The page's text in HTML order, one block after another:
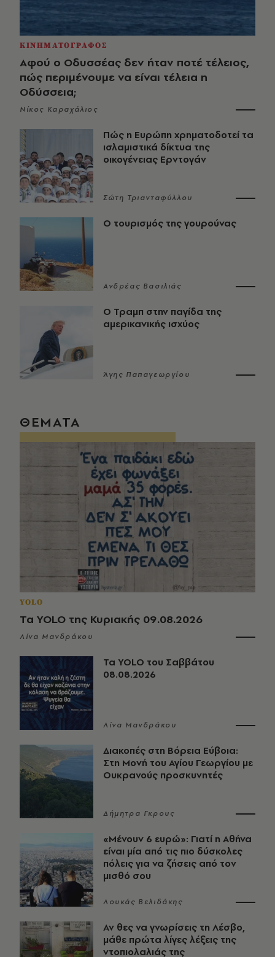
ΚΙΝΗΜΑΤΟΓΡΑΦΟΣ
Αφού ο Οδυσσέας δεν ήταν ποτέ τέλειος,
πώς περιμένουμε να είναι τέλεια η
Οδύσσεια;
Νίκος Καραχάλιος
Πώς η Ευρώπη χρηματοδοτεί τα
ισλαμιστικά δίκτυα της
οικογένειας Ερντογάν
Σώτη Τριανταφύλλου
Ο τουρισμός της γουρούνας
Ανδρέας Βασιλιάς
Ο Τραμπ στην παγίδα της
αμερικανικής ισχύος
Άγης Παπαγεωργίου
ΘΕΜΑΤΑ
YOLO
Τα YOLO της Κυριακής 09.08.2026
Λίνα Μανδράκου
Τα YOLO του Σαββάτου
08.08.2026
Λίνα Μανδράκου
Διακοπές στη Βόρεια Εύβοια:
Στη Μονή του Αγίου Γεωργίου με
Ουκρανούς προσκυνητές
Δήμητρα Γκρους
«Μένουν 6 ευρώ»: Γιατί η Αθήνα
είναι μία από τις πιο δύσκολες
πόλεις για να ζήσεις από τον
μισθό σου
Λουκάς Βελιδάκης
Αν θες να γνωρίσεις τη Λέσβο,
μάθε πρώτα λίγες λέξεις της
ντοπιολαλιάς της